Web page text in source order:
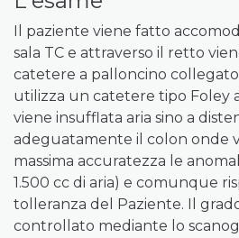
Il paziente viene fatto
sala TC e attraverso il retto
catetere a palloncino
utilizza un catetere tipo Foley
viene insufflata aria sino a
adeguatamente il colon onde
massima accuratezza le
1.500 cc di aria) e comunque
tolleranza del Paziente. Il
controllato mediante lo